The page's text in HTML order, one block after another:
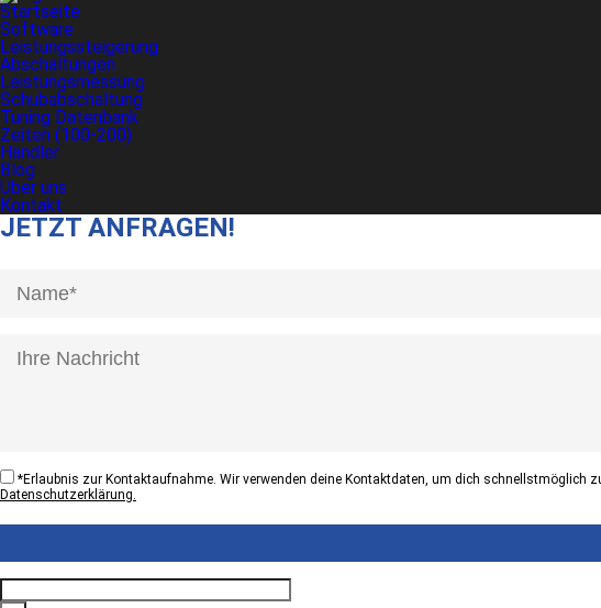
Startseite
Software
Leistungssteigerung
Abschaltungen
Leistungsmessung
Schubabschaltung
Tuning Datenbank
Zeiten (100-200)
Händler
Blog
Über uns
Kontakt
JETZT ANFRAGEN!
*Erlaubnis zur Kontaktaufnahme. Wir verwenden deine Kontaktdaten, um dich schnellstmöglich
Datenschutzerklärung.